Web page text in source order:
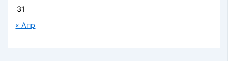
31
« Апр